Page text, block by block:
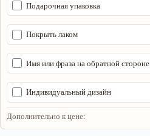
Подарочная упаковка
Покрыть лаком
Имя или фраза на обратной стороне
Индивидуальный дизайн
Дополнительно к цене: